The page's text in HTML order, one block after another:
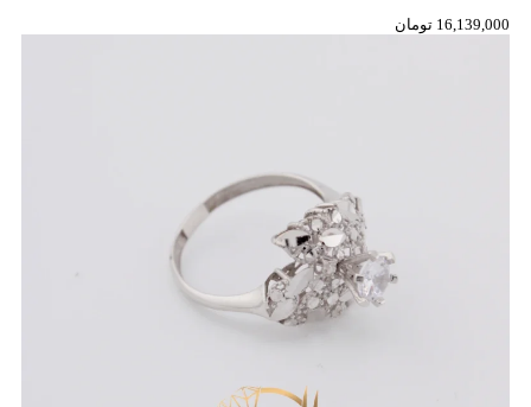
16,139,000 تومان